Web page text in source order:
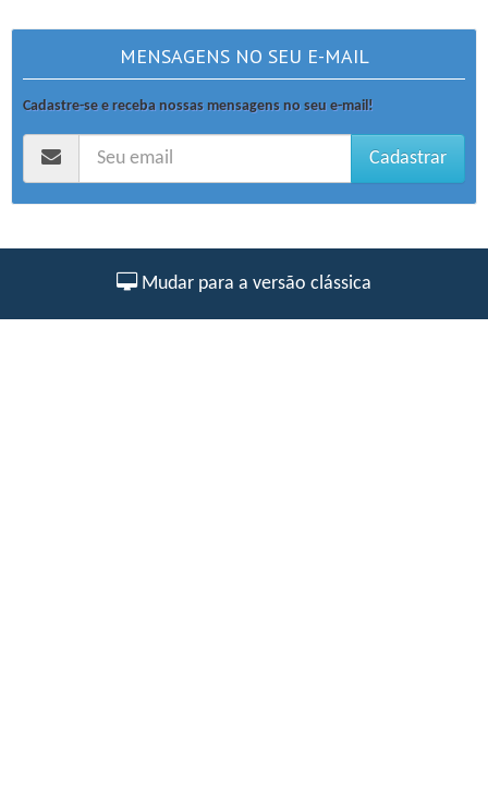
MENSAGENS NO SEU E-MAIL
Cadastre-se e receba nossas mensagens no seu e-mail!
Cadastrar
Mudar para a versão clássica